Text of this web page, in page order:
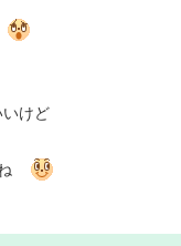
けど